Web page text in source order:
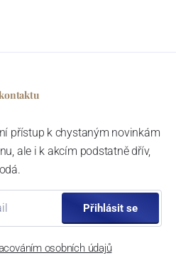
přístup k chystaným novinkám
ale i k akcím podstatně dřív,
Přihlásit se
osobních údajů